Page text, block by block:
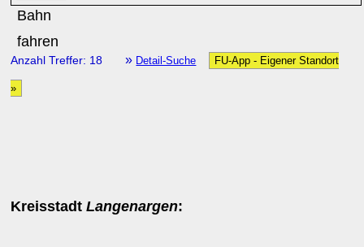
Anzahl Treffer: 18 » Detail-Suche FU-App - Eigener Standort
»
KreisstadtLangenargen: